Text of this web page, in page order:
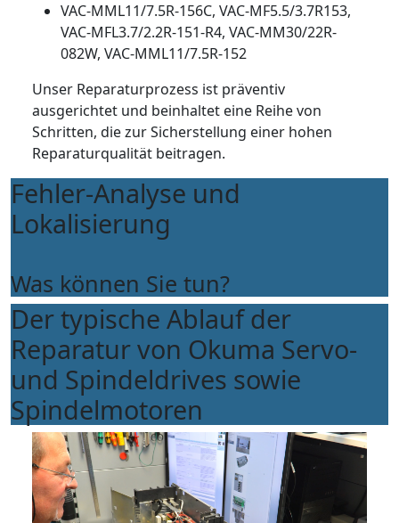
VAC-MML11/7.5R-156C, VAC-MF5.5/3.7R153,
VAC-MFL3.7/2.2R-151-R4, VAC-MM30/22R-
082W, VAC-MML11/7.5R-152
Unser Reparaturprozess ist präventiv
ausgerichtet und beinhaltet eine Reihe von
Schritten, die zur Sicherstellung einer hohen
Reparaturqualität beitragen.
Fehler-Analyse und
Lokalisierung
Was können Sie tun?
Der typische Ablauf der
Reparatur von Okuma Servo-
und Spindeldrives sowie
Spindelmotoren